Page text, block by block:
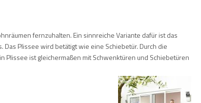
fernzuhalten. Ein sinnreiche Variante dafür ist das
Das Plissee wird betätigt wie eine Schiebetür. Durch die
Plissee ist gleichermaßen mit Schwenktüren und Schiebetüren